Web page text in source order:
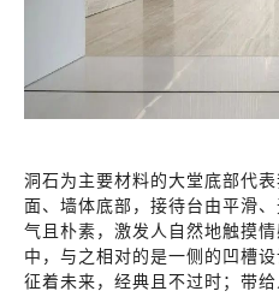
洞石为主要材料的大堂底部代
面、墙体底部，接待台由平滑
气且朴素，激发人自然地触摸
中，与之相对的是一侧的凹槽
征着未来，经典且不过时；带